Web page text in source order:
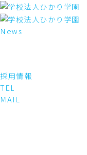
内
容
を
プ
News
採用情報
TEL
MAIL